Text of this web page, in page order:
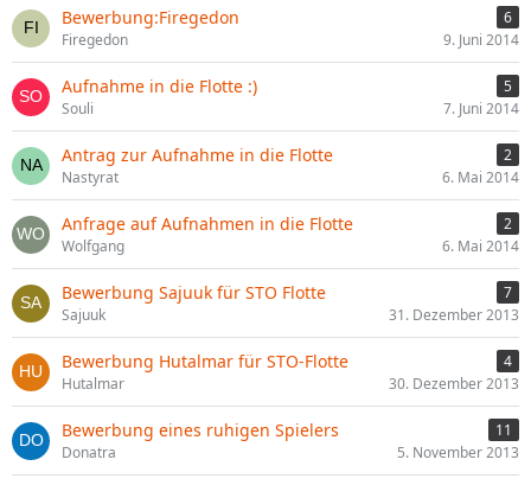
Bewerbung:Firegedon
6
Firegedon
9. Juni 2014
Aufnahme in die Flotte :)
5
Souli
7. Juni 2014
Antrag zur Aufnahme in die Flotte
2
Nastyrat
6. Mai 2014
Anfrage auf Aufnahmen in die Flotte
2
Wolfgang
6. Mai 2014
Bewerbung Sajuuk für STO Flotte
7
Sajuuk
31. Dezember 2013
Bewerbung Hutalmar für STO-Flotte
4
Hutalmar
30. Dezember 2013
Bewerbung eines ruhigen Spielers
11
Donatra
5. November 2013